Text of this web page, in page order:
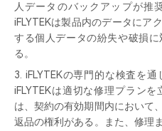
人データのバックアップが推
iFLYTEKは製品内のデータにア
する個人データの紛失や破損
る。
3. iFLYTEKの専門的な検査を
iFLYTEKは適切な修理プラン
は、契約の有効期間内において
返品の権利がある。また、修理